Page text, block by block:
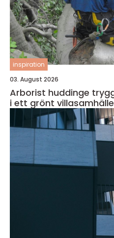
inspiration
03. August 2026
Arborist huddinge trygg och hållbar trädvård
i ett grönt villasamhälle